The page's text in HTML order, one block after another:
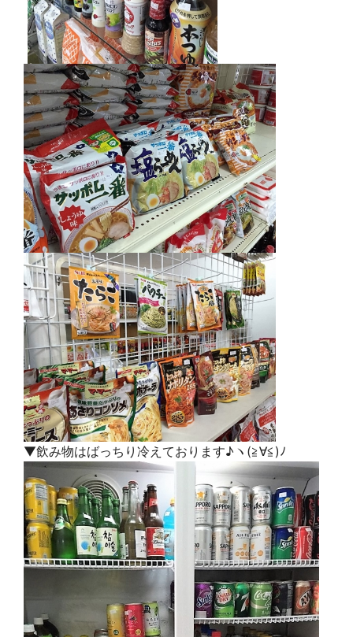
▼飲み物はばっちり冷えております♪ ヽ(≧∀≦)ﾉ